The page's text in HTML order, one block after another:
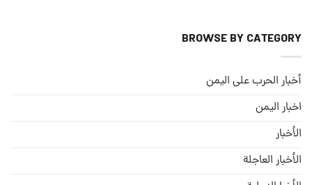
BROWSE BY CATEGORY
أخبار الحرب على اليمن
اخبار اليمن
الأخبار
الأخبار العاجلة